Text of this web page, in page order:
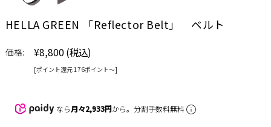
HELLA GREEN 「Reflector Belt」 ベルト
価格: ¥8,800 (税込)
[ポイント還元 176ポイント〜]
なら月々2,933円から。分割手数料無料